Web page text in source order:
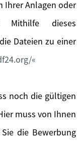
Ihrer Anlagen oder
Mithilfe dieses
Dateien zu einer
noch die gültigen
muss von Ihnen
die Bewerbung